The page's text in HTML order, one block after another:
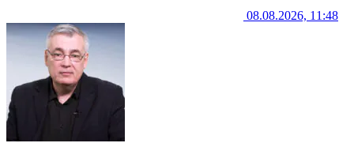
08.08.2026, 11:48